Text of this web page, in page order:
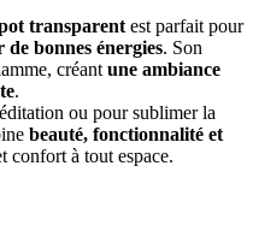
transparent est parfait pour
de bonnes énergies. Son
créant une ambiance
.
ou pour sublimer la
beauté, fonctionnalité et
confort à tout espace.